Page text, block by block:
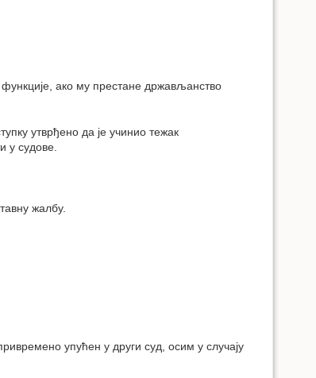
ако му престане држављанство
утврђено да је учинио тежак
у судове.
жалбу.
упућен у други суд, осим у случају